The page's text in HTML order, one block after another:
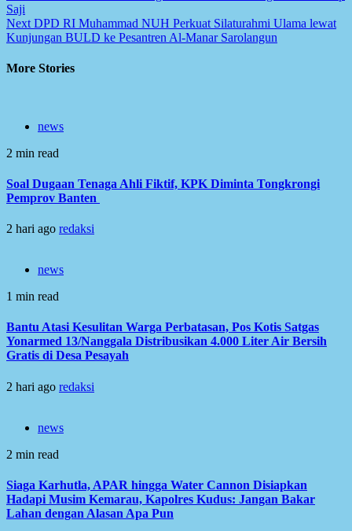
navigation
Saji
Next DPD RI Muhammad NUH Perkuat Silaturahmi Ulama lewat
Kunjungan BULD ke Pesantren Al-Manar Sarolangun
More Stories
news
2 min read
Soal Dugaan Tenaga Ahli Fiktif, KPK Diminta Tongkrongi
Pemprov Banten
2 hari ago redaksi
news
1 min read
Bantu Atasi Kesulitan Warga Perbatasan, Pos Kotis Satgas
Yonarmed 13/Nanggala Distribusikan 4.000 Liter Air Bersih
Gratis di Desa Pesayah
2 hari ago redaksi
news
2 min read
Siaga Karhutla, APAR hingga Water Cannon Disiapkan
Hadapi Musim Kemarau, Kapolres Kudus: Jangan Bakar
Lahan dengan Alasan Apa Pun